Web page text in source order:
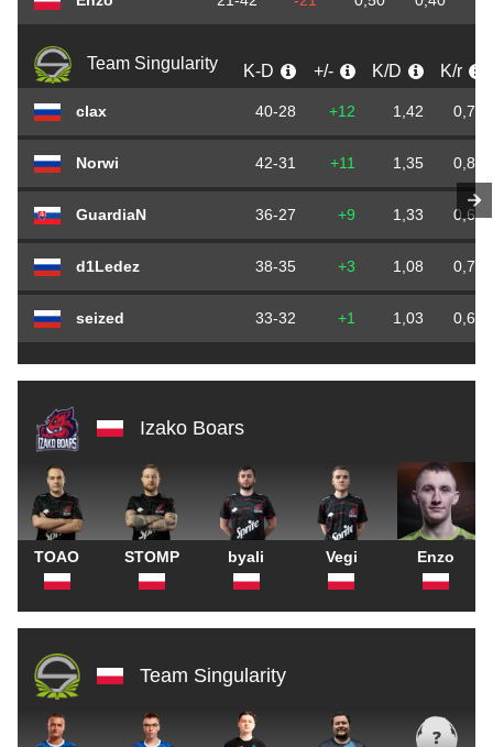
Team Singularity K-D +/- K/D K/r
clax 40-28 +12 1,42 0,76
Norwi 42-31 +11 1,35 0,80
GuardiaN 36-27 +9 1,33 0,69
d1Ledez 38-35 +3 1,08 0,73
seized 33-32 +1 1,03 0,63
Izako Boars
TOAO STOMP byali Vegi Enzo
Team Singularity